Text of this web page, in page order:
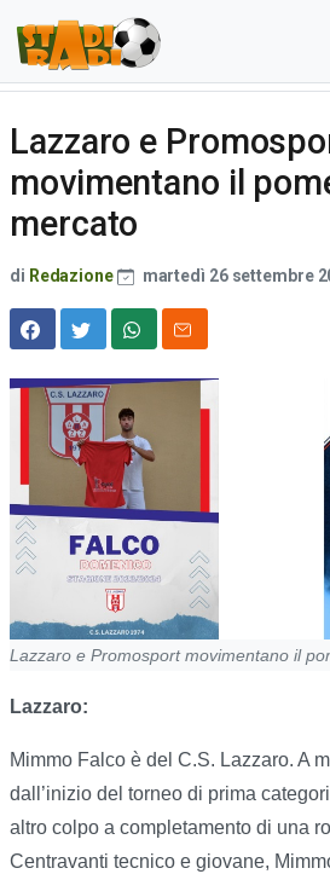
Lazzaro e
movimentano il
mercato
di Redazione martedì 26 settembre
Lazzaro e Promosport movimentano il
Lazzaro:
Mimmo Falco è del C.S. Lazzaro. A
dall’inizio del torneo di prima
altro colpo a completamento di una
Centravanti tecnico e giovane,